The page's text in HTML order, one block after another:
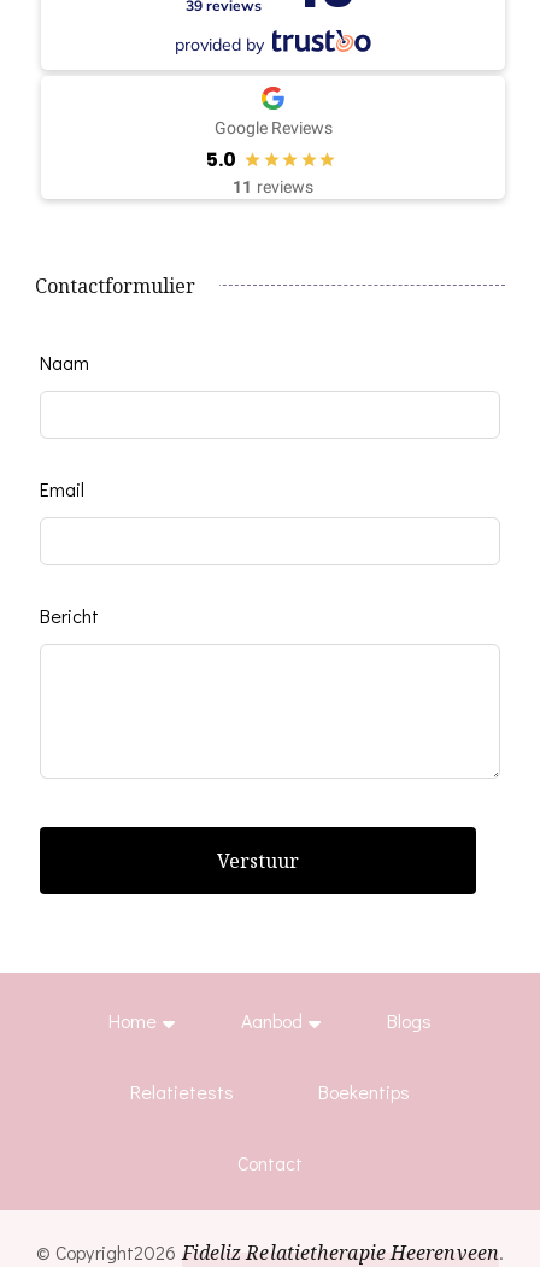
39 reviews
provided by
Google Reviews
5.0
11 reviews
Contactformulier
Leave
this
field
Naam
Email
Bericht
Verstuur
Home Aanbod Blogs
Relatietests Boekentips
Contact
© Copyright2026 Fideliz Relatietherapie Heerenveen.